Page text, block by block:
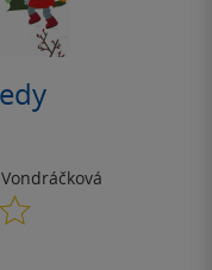
Ladislava Vondráčková